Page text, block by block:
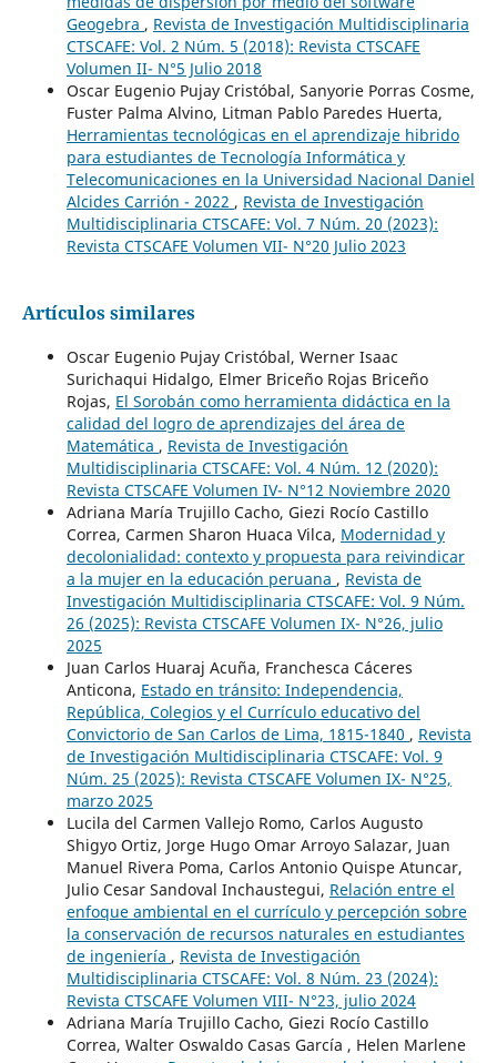
Geogebra , Revista de Investigación Multidisciplinaria
CTSCAFE: Vol. 2 Núm. 5 (2018): Revista CTSCAFE
Volumen II- N°5 Julio 2018
Oscar Eugenio Pujay Cristóbal, Sanyorie Porras Cosme,
Fuster Palma Alvino, Litman Pablo Paredes Huerta,
Herramientas tecnológicas en el aprendizaje hibrido
para estudiantes de Tecnología Informática y
Telecomunicaciones en la Universidad Nacional Daniel
Alcides Carrión - 2022 , Revista de Investigación
Multidisciplinaria CTSCAFE: Vol. 7 Núm. 20 (2023):
Revista CTSCAFE Volumen VII- N°20 Julio 2023
Artículos similares
Oscar Eugenio Pujay Cristóbal, Werner Isaac
Surichaqui Hidalgo, Elmer Briceño Rojas Briceño
Rojas, El Sorobán como herramienta didáctica en la
calidad del logro de aprendizajes del área de
Matemática , Revista de Investigación
Multidisciplinaria CTSCAFE: Vol. 4 Núm. 12 (2020):
Revista CTSCAFE Volumen IV- N°12 Noviembre 2020
Adriana María Trujillo Cacho, Giezi Rocío Castillo
Correa, Carmen Sharon Huaca Vilca, Modernidad y
decolonialidad: contexto y propuesta para reivindicar
a la mujer en la educación peruana , Revista de
Investigación Multidisciplinaria CTSCAFE: Vol. 9 Núm.
26 (2025): Revista CTSCAFE Volumen IX- N°26, julio
2025
Juan Carlos Huaraj Acuña, Franchesca Cáceres
Anticona, Estado en tránsito: Independencia,
República, Colegios y el Currículo educativo del
Convictorio de San Carlos de Lima, 1815-1840 , Revista
de Investigación Multidisciplinaria CTSCAFE: Vol. 9
Núm. 25 (2025): Revista CTSCAFE Volumen IX- N°25,
marzo 2025
Lucila del Carmen Vallejo Romo, Carlos Augusto
Shigyo Ortiz, Jorge Hugo Omar Arroyo Salazar, Juan
Manuel Rivera Poma, Carlos Antonio Quispe Atuncar,
Julio Cesar Sandoval Inchaustegui, Relación entre el
enfoque ambiental en el currículo y percepción sobre
la conservación de recursos naturales en estudiantes
de ingeniería , Revista de Investigación
Multidisciplinaria CTSCAFE: Vol. 8 Núm. 23 (2024):
Revista CTSCAFE Volumen VIII- N°23, julio 2024
Adriana María Trujillo Cacho, Giezi Rocío Castillo
Correa, Walter Oswaldo Casas García , Helen Marlene